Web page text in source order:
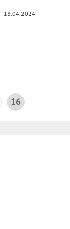
18.04.2024
16